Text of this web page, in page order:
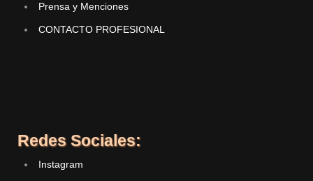
Prensa y Menciones
CONTACTO PROFESIONAL
Redes Sociales:
Instagram